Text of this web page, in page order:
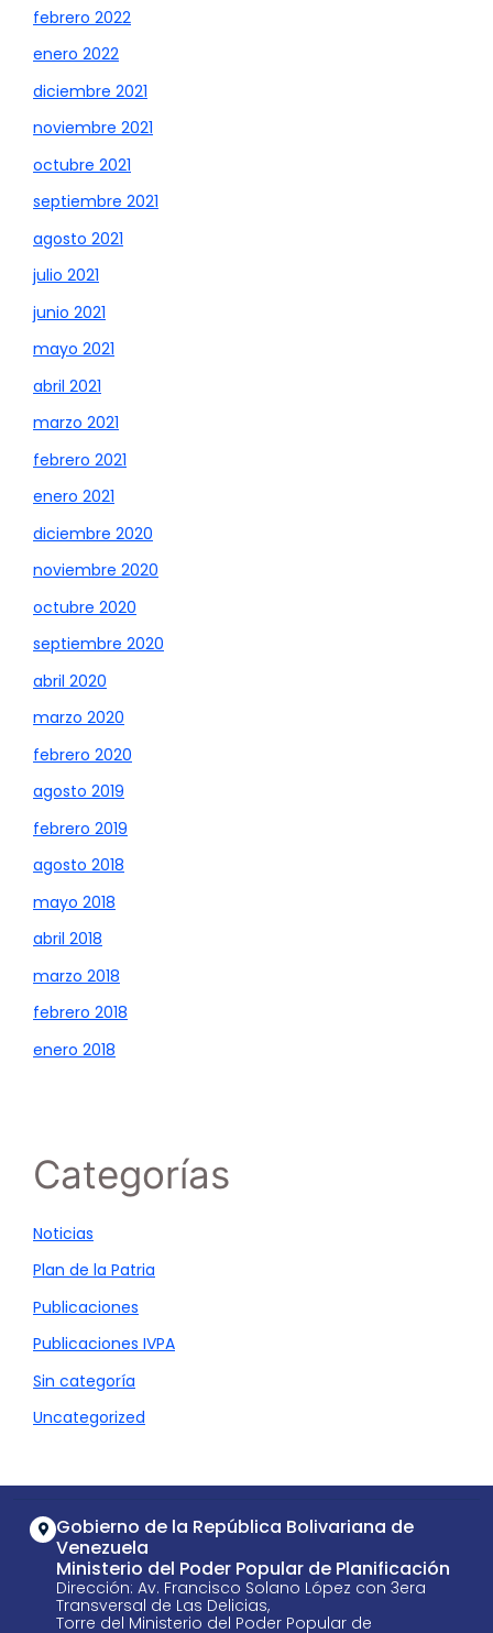
febrero 2022
enero 2022
diciembre 2021
noviembre 2021
octubre 2021
septiembre 2021
agosto 2021
julio 2021
junio 2021
mayo 2021
abril 2021
marzo 2021
febrero 2021
enero 2021
diciembre 2020
noviembre 2020
octubre 2020
septiembre 2020
abril 2020
marzo 2020
febrero 2020
agosto 2019
febrero 2019
agosto 2018
mayo 2018
abril 2018
marzo 2018
febrero 2018
enero 2018
Categorías
Noticias
Plan de la Patria
Publicaciones
Publicaciones IVPA
Sin categoría
Uncategorized
Gobierno de la República Bolivariana de
Venezuela
Ministerio del Poder Popular de Planificación
Dirección: Av. Francisco Solano López con 3era
Transversal de Las Delicias,
Torre del Ministerio del Poder Popular de